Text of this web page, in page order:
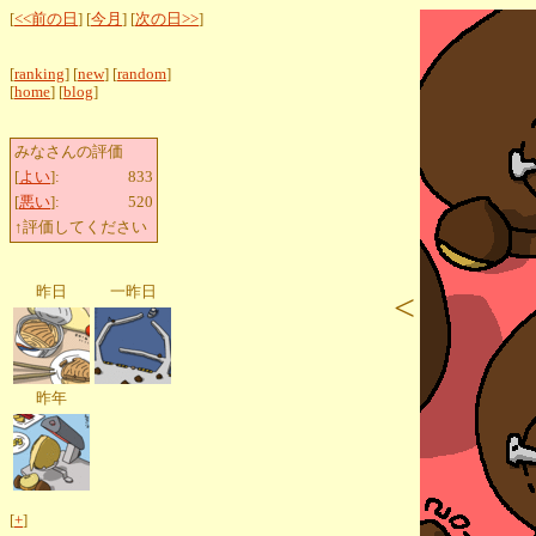
[<<前の日 ] [今月 ] [次の日>>]
[ranking] [new] [random]
[home] [blog]
みなさんの評価
[よい]:
833
[悪い]:
520
↑評価してください
昨日 一昨日
昨年
[+]
<